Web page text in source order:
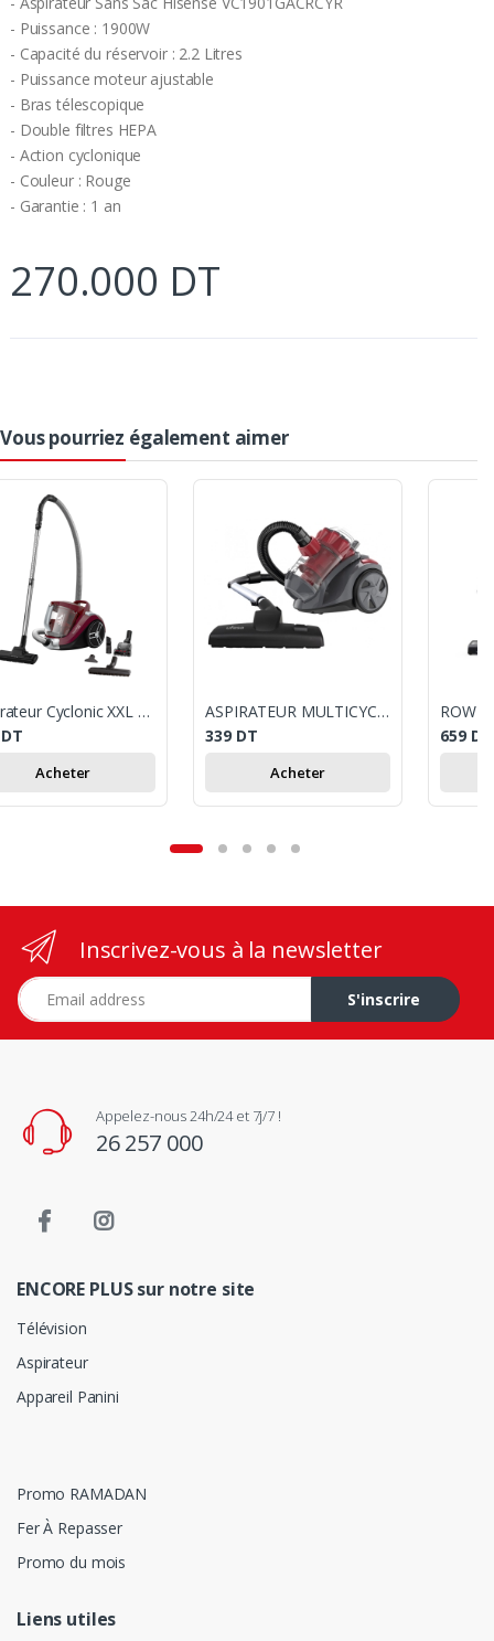
- Puissance : 1900W
- Capacité du réservoir : 2.2 Litres
- Puissance moteur ajustable
- Bras télescopique
- Double filtres HEPA
- Action cyclonique
- Couleur : Rouge
- Garantie : 1 an
270.000 DT
Vous pourriez également aimer
Aspirateur Cyclonic XXL Rowenta
DT
Acheter
ASPIRATEUR MULTICYCLONIQUE UFESA WADI AS4046 / 800W / ROUGE
339 DT
Acheter
659 DT
Inscrivez-vous à la newsletter
Adresse e-mail
S'inscrire
Appelez-nous 24h/24 et 7j/7 !
26 257 000
ENCORE PLUS sur notre site
Télévision
Aspirateur
Appareil Panini
Promo RAMADAN
Fer À Repasser
Promo du mois
Liens utiles